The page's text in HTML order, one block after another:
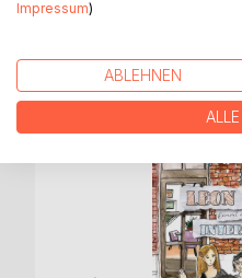
Impressum)
ABLEHNEN